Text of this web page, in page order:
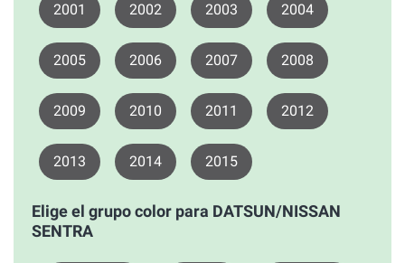
2001 2002 2003 2004
2005 2006 2007 2008
2009 2010 2011 2012
2013 2014 2015
Elige el grupo color para DATSUN/NISSAN
SENTRA